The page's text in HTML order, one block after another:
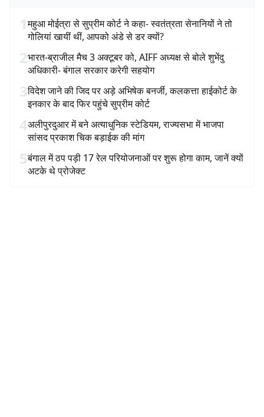
1महुआ मोईत्रा से सुप्रीम कोर्ट ने कहा- स्वतंत्रता सेनानियों ने तो
गोलियां खायीं थीं, आपको अंडे से डर क्यों?
2भारत-ब्राजील मैच 3 अक्टूबर को, AIFF अध्यक्ष से बोले शुभेंदु
अधिकारी- बंगाल सरकार करेगी सहयोग
3विदेश जाने की जिद पर अड़े अभिषेक बनर्जी, कलकत्ता हाईकोर्ट के
इनकार के बाद फिर पहुंचे सुप्रीम कोर्ट
4अलीपुरदुआर में बने अत्याधुनिक स्टेडियम, राज्यसभा में भाजपा
सांसद प्रकाश चिक बड़ाईक की मांग
5बंगाल में ठप पड़ी 17 रेल परियोजनाओं पर शुरू होगा काम, जानें क्यों
अटके थे प्रोजेक्ट